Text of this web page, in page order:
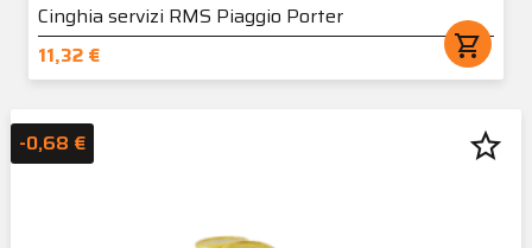
Cinghia servizi RMS Piaggio Porter
11,32 €
shopping_cart
-0,68 € star_border